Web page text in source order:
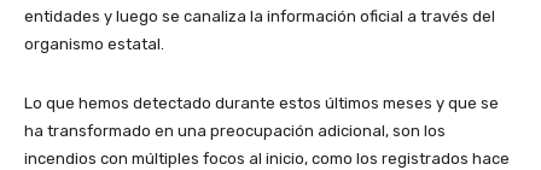
entidades y luego se canaliza la información oficial a través del
organismo estatal.
Lo que hemos detectado durante estos últimos meses y que se
ha transformado en una preocupación adicional, son los
incendios con múltiples focos al inicio, como los registrados hace